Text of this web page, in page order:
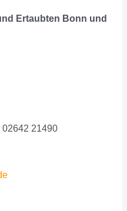
Ertaubten Bonn und
21490